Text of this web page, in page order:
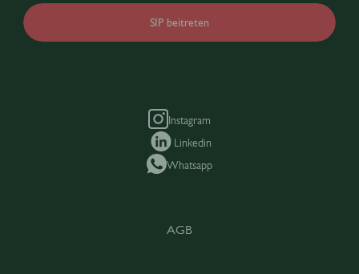
SIP beitreten
Instagram
Linkedin
Whatsapp
AGB